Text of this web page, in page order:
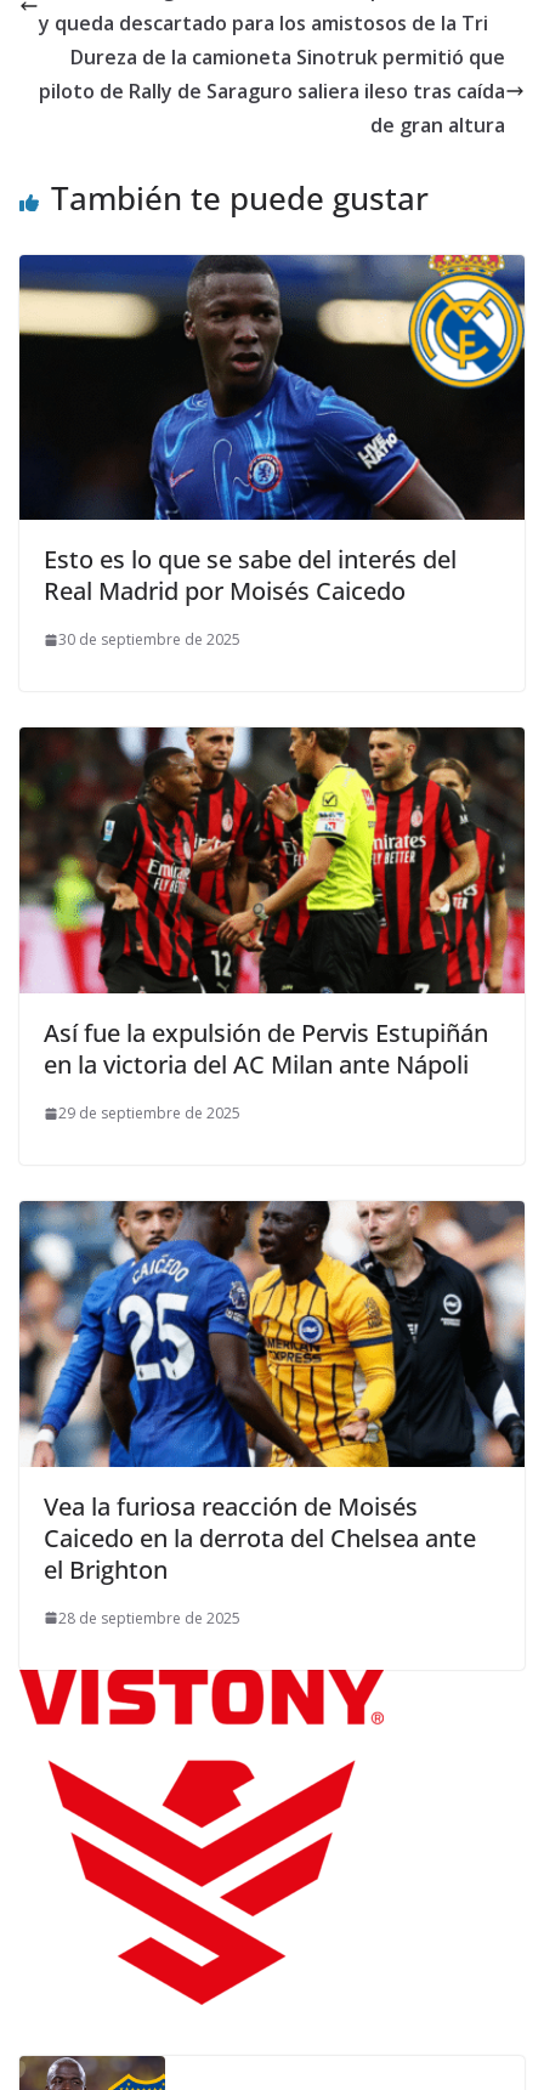
y queda descartado para los amistosos de la Tri
Dureza de la camioneta Sinotruk permitió que
piloto de Rally de Saraguro saliera ileso tras caída
de gran altura
También te puede gustar
Esto es lo que se sabe del interés del
Real Madrid por Moisés Caicedo
30 de septiembre de 2025
Así fue la expulsión de Pervis Estupiñán
en la victoria del AC Milan ante Nápoli
29 de septiembre de 2025
Vea la furiosa reacción de Moisés
Caicedo en la derrota del Chelsea ante
el Brighton
28 de septiembre de 2025